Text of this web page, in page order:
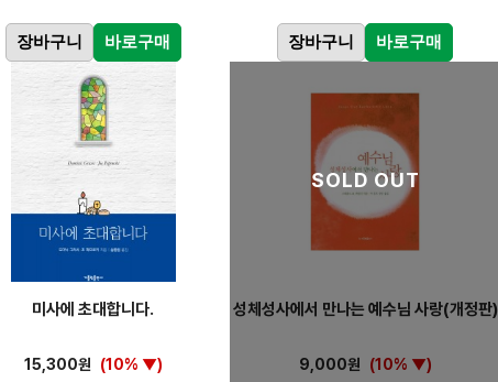
장바구니 바로구매 장바구니 바로구매
미사에 초대합니다.
15,300원 (10% ▼)
SOLD OUT
성체성사에서 만나는 예수님 사랑(개정판)
9,000원 (10% ▼)